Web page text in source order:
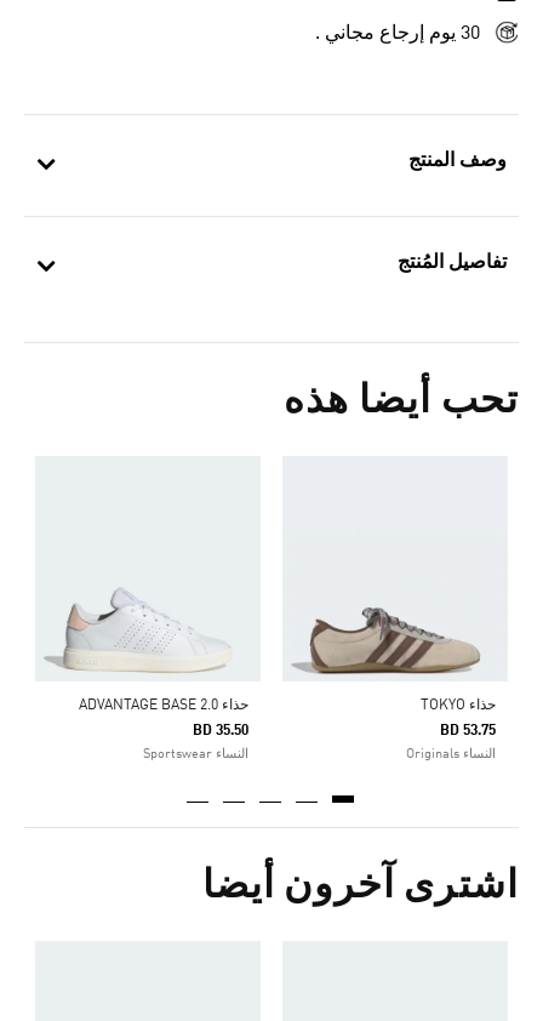
وصف المنتج
تفاصيل المُنتج
تحب أيضا هذه
حذاء TOKYO
BD 53.75
النساء Originals
حذاء ADVANTAGE BASE 2.0
BD 35.50
النساء Sportswear
اشترى آخرون أيضا